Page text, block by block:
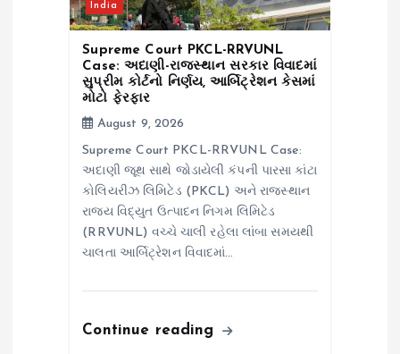
India
Supreme Court PKCL-RRVUNL
Case: અદાણી-રાજસ્થાન સરકાર વિવાદમાં
સુપ્રીમ કોર્ટનો નિર્ણય, આર્બિટ્રેશન કેસમાં
મોટો ફેરફાર
August 9, 2026
Supreme Court PKCL-RRVUNL Case:
અદાણી જૂથ સાથે જોડાયેલી કંપની પારસા કાંટા
કોલિયરીઝ લિમિટેડ (PKCL) અને રાજસ્થાન
રાજ્ય વિદ્યુત ઉત્પાદન નિગમ લિમિટેડ
(RRVUNL) વચ્ચે ચાલી રહેલા લાંબા સમયથી
ચાલતા આર્બિટ્રેશન વિવાદમાં…
Continue reading